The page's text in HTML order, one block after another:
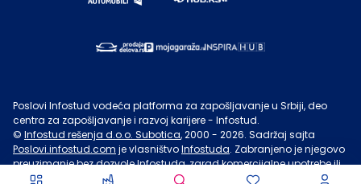
Poslovi Infostud vodeća platforma za zapošljavanje u Srbiji, deo
centra za zapošljavanje i razvoj karijere - Infostud.
© Infostud rešenja d.o.o. Subotica, 2000 - 2026. Sadržaj sajta
Poslovi.infostud.com je vlasništvoInfostuda. Zabranjeno je njegovo
preuzimanje bez dozvoleInfostuda, zarad komercijalne upotrebe ili
u druge svrhe, osim za lične potrebe posetilaca sajta.